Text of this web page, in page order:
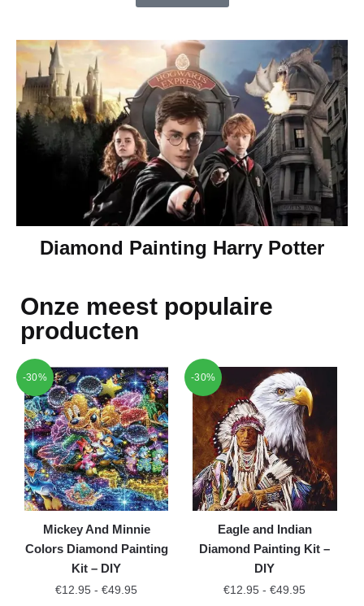
Diamond Painting Harry Potter
Onze meest populaire
producten
-30%
Mickey And Minnie
Colors Diamond Painting
Kit – DIY
€12.95 - €49.95
-30%
Eagle and Indian
Diamond Painting Kit –
DIY
€12.95 - €49.95